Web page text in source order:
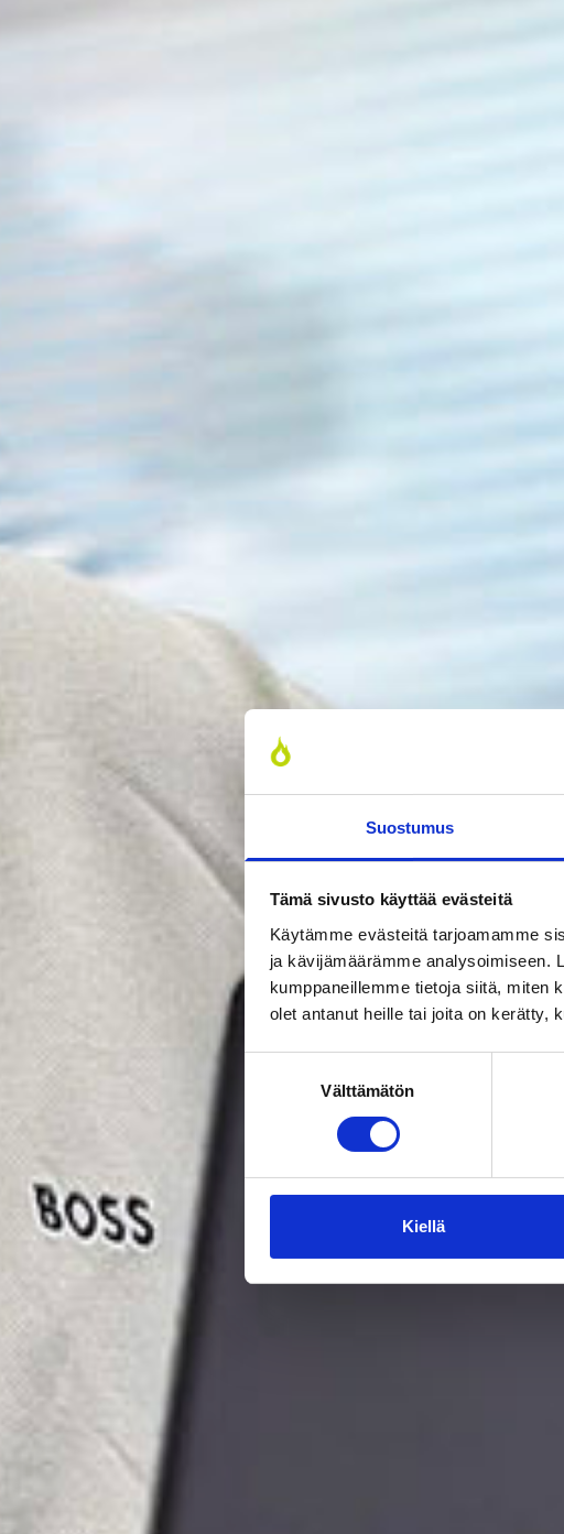
Suostumus
Tämä sivusto käyttää evästeitä
Käytämme evästeitä tarjoamamme
ja kävijämäärämme analysoimiseen.
kumppaneillemme tietoja siitä, miten
olet antanut heille tai joita on kerätty,
Välttämätön
Kiellä